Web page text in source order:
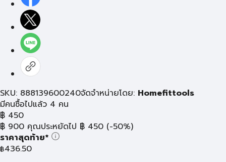
SKU: 888139600240จัดจำหน่ายโดย: Homefittools
มีคนซื้อไปแล้ว 4 คน
฿ 450
฿ 900 คุณประหยัดไป ฿ 450 (-50%)
ราคาสุดท้าย*
฿436.50